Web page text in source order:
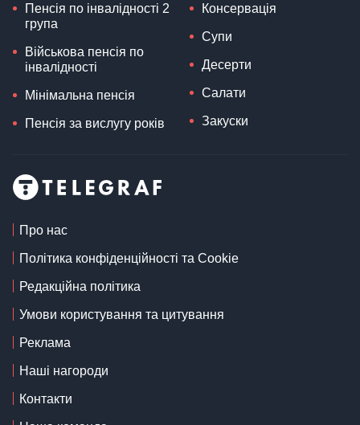
Пенсія по інвалідності 2
група
Військова пенсія по
інвалідності
Мінімальна пенсія
Пенсія за вислугу років
Консервація
Супи
Десерти
Салати
Закуски
Про нас
Політика конфіденційності та Cookie
Редакційна політика
Умови користування та цитування
Реклама
Наші нагороди
Контакти